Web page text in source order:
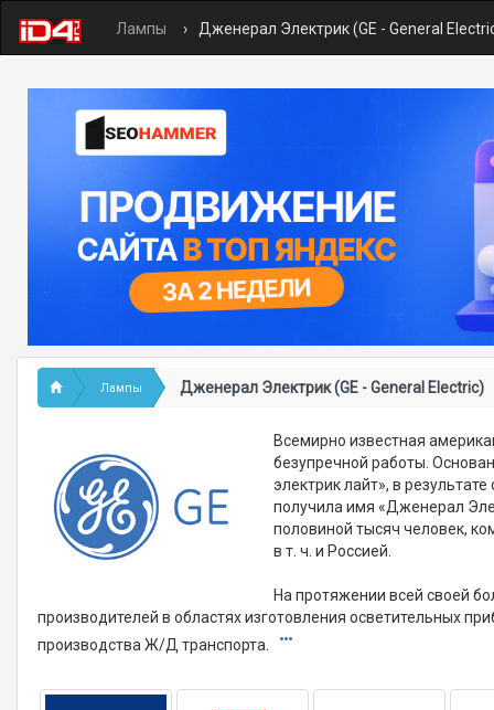
Лампы Дженерал Электрик (GE - General
Лампы Дженерал Электрик (GE - General Electric)
Всемирно известная
безупречной работы.
электрик лайт», в
получила имя «Дженерал
половиной тысяч человек,
в т. ч. и Россией.
На протяжении всей своей
производителей в областях изготовления осветительных
производства Ж/Д транспорта.